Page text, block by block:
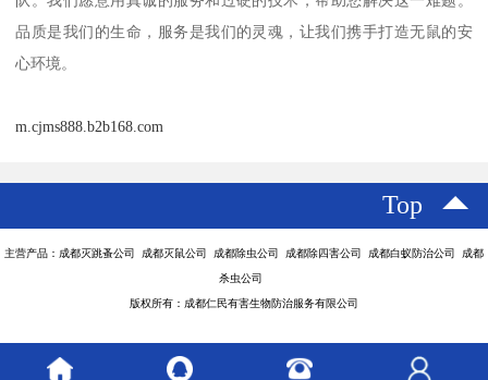
品质是我们的生命，服务是我们的灵魂，让我们携手打造无鼠的安
心环境。
m.cjms888.b2b168.com
Top
主营产品：成都灭跳蚤公司 成都灭鼠公司 成都除虫公司 成都除四害公司 成都白蚁防治公司 成都
杀虫公司
版权所有：成都仁民有害生物防治服务有限公司